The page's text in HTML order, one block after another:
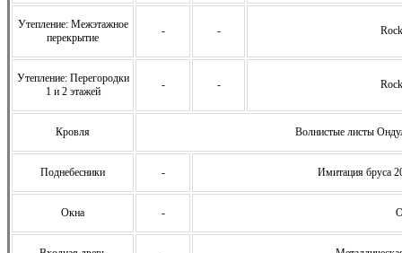
Утепление: Межэтажное
перекрытие
- -
Утепление: Перегородки
1 и 2 этажей
- -
Кровля Волнистые листы
Поднебесники - Имитация бруса
Окна -